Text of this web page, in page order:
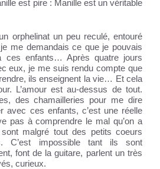
est pire : Manille est un véritable
orphelinat un peu reculé, entouré
me demandais ce que je pouvais
ces enfants… Après quatre jours
eux, je me suis rendu compte que
ils enseignent la vie… Et cela
L’amour est au-dessus de tout.
des chamailleries pour me dire
avec ces enfants, c’est une réelle
pas à comprendre le mal qu’on a
malgré tout des petits coeurs
C’est impossible tant ils sont
font de la guitare, parlent un très
curieux.